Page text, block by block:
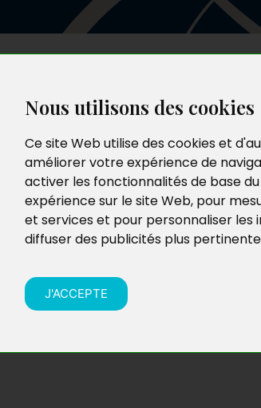
Nous utilisons des cookies
Ce site Web utilise des cookies et
améliorer votre expérience de
activer les fonctionnalités de base
expérience sur le site Web, pour
et services et pour personnaliser
diffuser des publicités plus
J'ACCEPTE